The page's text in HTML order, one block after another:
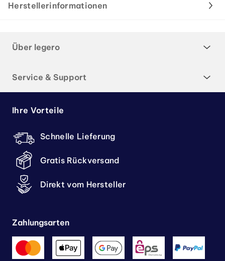
Herstellerinformationen
Über legero
Service & Support
Ihre Vorteile
Schnelle Lieferung
Gratis Rückversand
Direkt vom Hersteller
Zahlungsarten